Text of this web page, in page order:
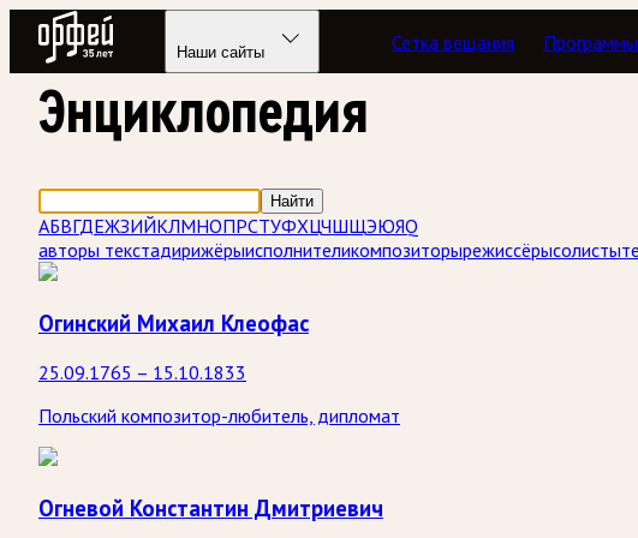
Радио Орфей
Наши сайты Сетка вещания Программы
Энциклопедия
Найти
АБВГДЕЖЗИЙКЛМНОПРСТУФХЦЧШЩЭЮЯQ
авторы текстадирижёрыисполнителикомпозиторырежиссёрысолисты
Огинский Михаил Клеофас
25.09.1765 – 15.10.1833
Польский композитор-любитель, дипломат
Огневой Константин Дмитриевич